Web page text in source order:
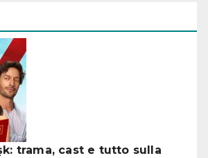
trama, cast e tutto sulla